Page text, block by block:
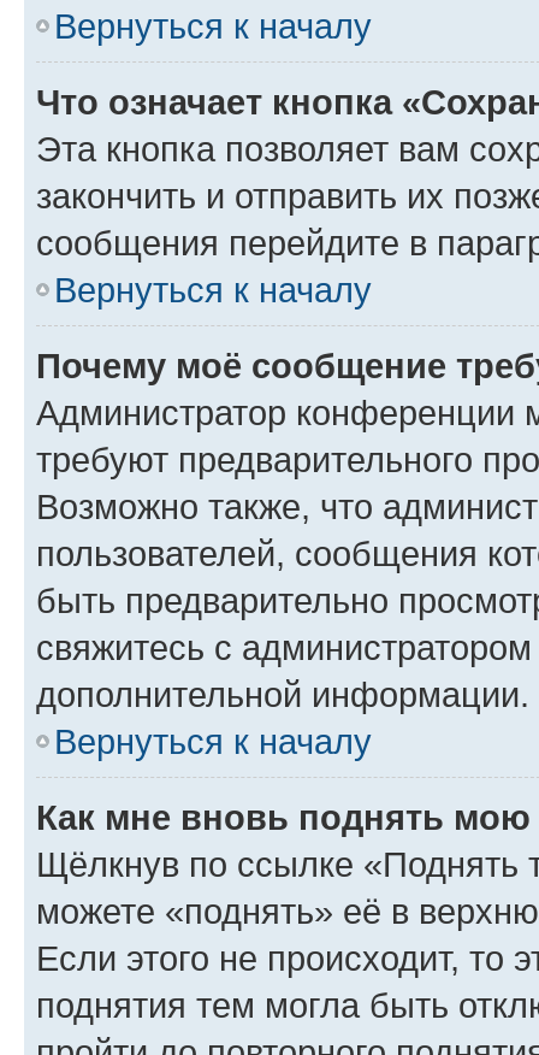
Вернуться к началу
Что означает кнопка
Эта кнопка позволяет вам
закончить и отправить их
сообщения перейдите в
Вернуться к началу
Почему моё сообщение
Администратор конференции
требуют предварительного
Возможно также, что
пользователей, сообщения
быть предварительно
свяжитесь с
дополнительной информации.
Вернуться к началу
Как мне вновь поднять мою
Щёлкнув по ссылке «Поднять
можете «поднять» её в
Если этого не происходит, то
поднятия тем могла быть